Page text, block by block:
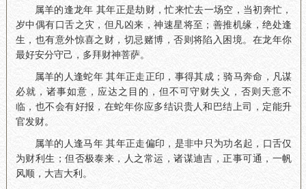
属羊的逢龙年 其年正是劫财，忙来忙去一场空，当初奔忙，
岁中偶有口舌之灾，但凡凶来，神速星将至；善推机缘，绝处逢
生，也有意外惊喜之财，切忌赌博，否则将陷入困境。在龙年你
最好安分守己，多拜财神菩萨。
属羊的人逢蛇年 其年正走正印，事得其成；骑马奔命，凡谋
必就，诸事如意，应达之目的，但不可守财失义，否则天意不
临，也不会有好报，在蛇年你应多结识贵人和巴结上司，定能升
官发财。
属羊的人逢马年 其年正走偏印，是非中只为功名起，口舌仅
为财利生；但否极泰来，人之常运，诸谋迪吉，正事可通，一帆
风顺，大吉大利。